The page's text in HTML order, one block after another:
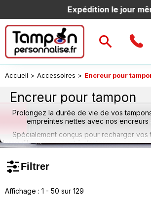
le jour même pour toute
Accueil > Accessoires > Encreur pour
Encreur pour tampon
Prolongez la durée de vie de vos
empreintes nettes avec nos encreurs
Spécialement conçus pour recharger vos
lorsqu’ils commencent à s’estomper, ces
Faciles à remplacer, nos encreurs sont
nombreux modèles et marques, avec
personnel ou administratif, nos encreurs
Filtrer
Affichage : 1 - 50 sur 129